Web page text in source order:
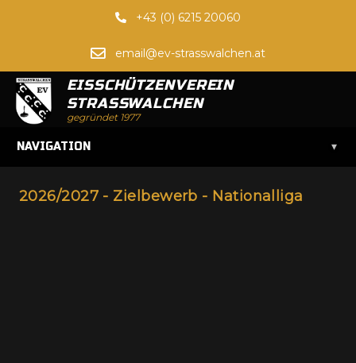
+43 (0) 6215 20060
email@ev-strasswalchen.at
EISSCHÜTZENVEREIN
STRASSWALCHEN
gegründet 1977
NAVIGATION ▾
2026/2027 - Zielbewerb - Nationalliga